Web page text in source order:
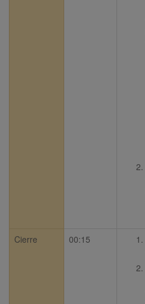
Cierre 00:15